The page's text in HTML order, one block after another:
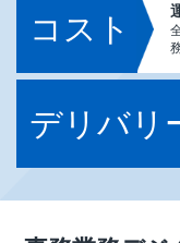
コスト
デリバリ